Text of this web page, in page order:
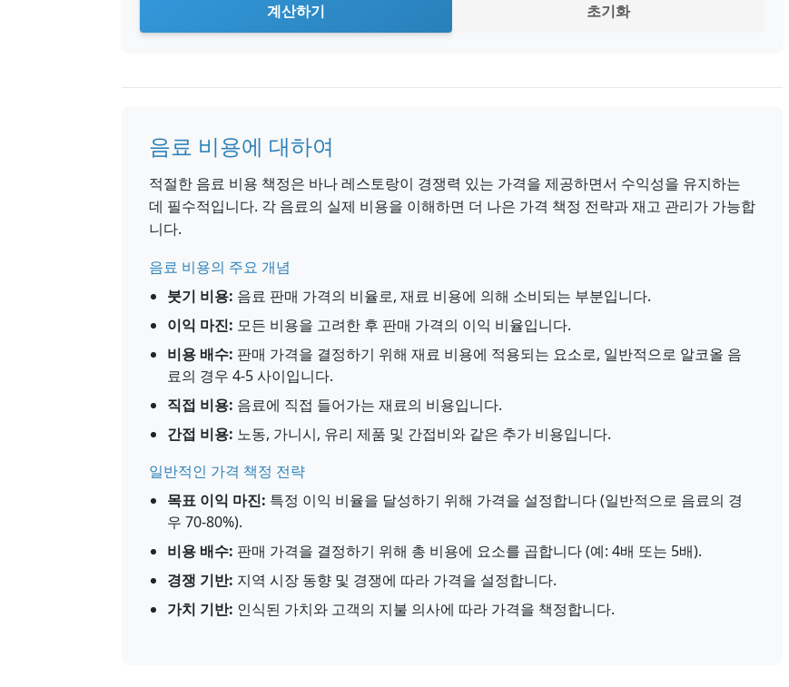
계산하기 초기화
음료 비용에 대하여
적절한 음료 비용 책정은 바나 레스토랑이 경쟁력 있는 가격을 제공하면서 수익성을 유지하는
데 필수적입니다. 각 음료의 실제 비용을 이해하면 더 나은 가격 책정 전략과 재고 관리가 가능합
니다.
음료 비용의 주요 개념
붓기 비용: 음료 판매 가격의 비율로, 재료 비용에 의해 소비되는 부분입니다.
이익 마진: 모든 비용을 고려한 후 판매 가격의 이익 비율입니다.
비용 배수: 판매 가격을 결정하기 위해 재료 비용에 적용되는 요소로, 일반적으로 알코올 음
료의 경우 4-5 사이입니다.
직접 비용: 음료에 직접 들어가는 재료의 비용입니다.
간접 비용: 노동, 가니시, 유리 제품 및 간접비와 같은 추가 비용입니다.
일반적인 가격 책정 전략
목표 이익 마진: 특정 이익 비율을 달성하기 위해 가격을 설정합니다 (일반적으로 음료의 경
우 70-80%).
비용 배수: 판매 가격을 결정하기 위해 총 비용에 요소를 곱합니다 (예: 4배 또는 5배).
경쟁 기반: 지역 시장 동향 및 경쟁에 따라 가격을 설정합니다.
가치 기반: 인식된 가치와 고객의 지불 의사에 따라 가격을 책정합니다.